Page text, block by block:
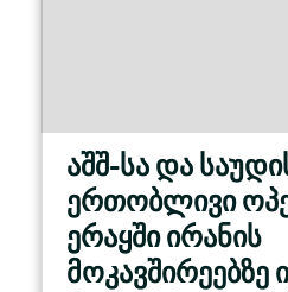
აშშ-სა და
ერთობლივი
ერაყში ირანის
მოკავშირეებზე